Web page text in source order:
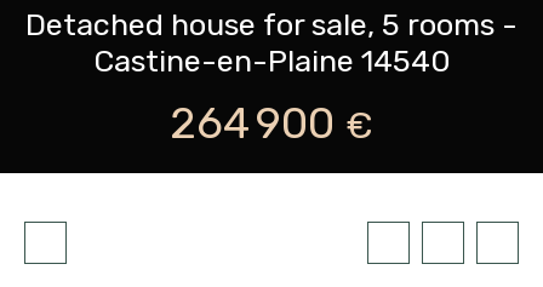
Detached house for sale, 5 rooms -
Castine-en-Plaine 14540
264 900 €